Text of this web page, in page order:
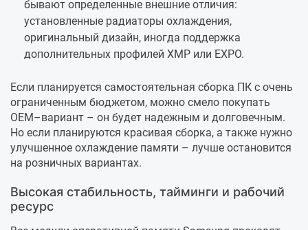
бывают определенные внешние отличия:
установленные радиаторы охлаждения,
оригинальный дизайн, иногда поддержка
дополнительных профилей XMP или EXPO.
Если планируется самостоятельная сборка ПК с очень
ограниченным бюджетом, можно смело покупать
OEM–вариант – он будет надежным и долговечным.
Но если планируются красивая сборка, а также нужно
улучшенное охлаждение памяти – лучше остановится
на розничных вариантах.
Высокая стабильность, тайминги и рабочий
ресурс